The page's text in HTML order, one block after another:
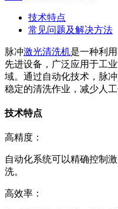
技术特点
常见问题及解决方法
脉冲激光清洗机是一种利
先进设备，广泛应用于工
域。通过自动化技术，脉
稳定的清洗作业，减少人
技术特点
高精度：
自动化系统可以精确控制
洗。
高效率：